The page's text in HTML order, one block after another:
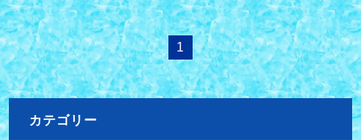
1
カテゴリー